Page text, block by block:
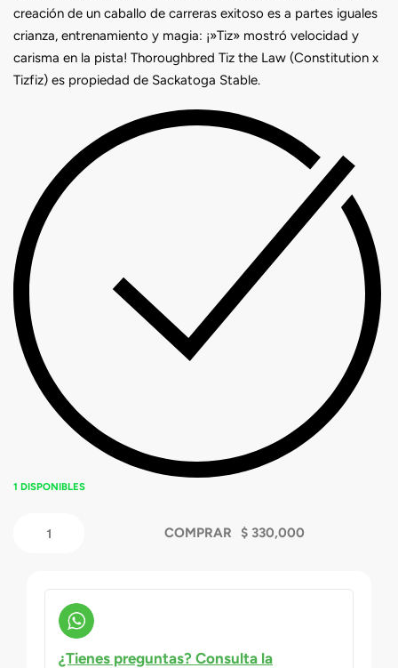
creación de un caballo de carreras exitoso es a partes iguales
crianza, entrenamiento y magia: ¡»Tiz» mostró velocidad y
carisma en la pista! Thoroughbred Tiz the Law (Constitution x
Tizfiz) es propiedad de Sackatoga Stable.
1 DISPONIBLES
COMPRAR
¿Tienes preguntas? Consulta la